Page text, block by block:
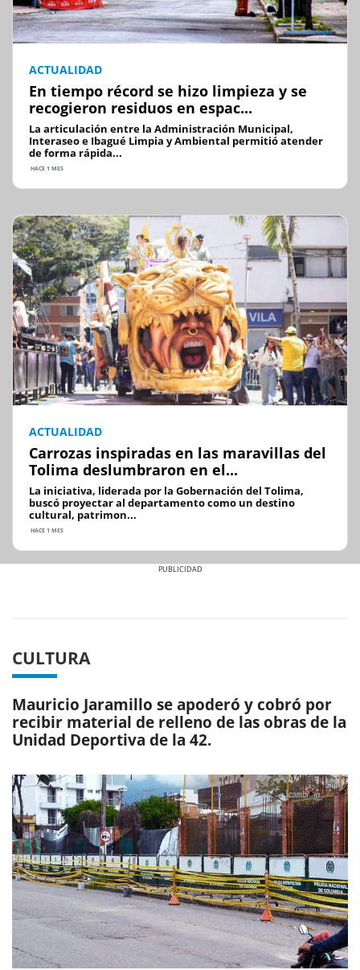
ACTUALIDAD
En tiempo récord se hizo limpieza y se
recogieron residuos en espac...
La articulación entre la Administración Municipal,
Interaseo e Ibagué Limpia y Ambiental permitió atender
de forma rápida...
HACE 1 MES
ACTUALIDAD
Carrozas inspiradas en las maravillas del
Tolima deslumbraron en el...
La iniciativa, liderada por la Gobernación del Tolima,
buscó proyectar al departamento como un destino
cultural, patrimon...
HACE 1 MES
CULTURA
Mauricio Jaramillo se apoderó y cobró por
recibir material de relleno de las obras de la
Unidad Deportiva de la 42.